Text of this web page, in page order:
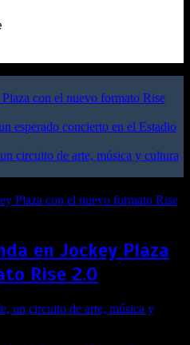
con el nuevo formato Rise
esperado concierto en el Estadio
circuito de arte, música y cultura
en Jockey Plaza
Rise 2.0